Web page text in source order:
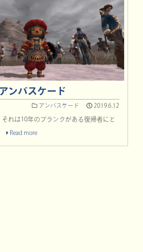
ンバスケード
アンバスケード 2019.6.12
それは10年のブランクがある復帰者にと
Read more